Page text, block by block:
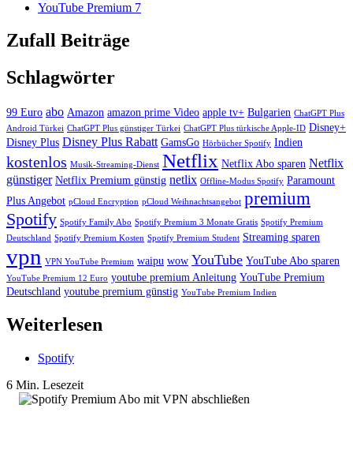
YouTube Premium 7
Zufall Beiträge
Schlagwörter
99 Euro abo Amazon amazon prime Video apple tv+ Bulgarien ChatGPT Plus
Android Türkei ChatGPT Plus günstiger Türkei ChatGPT Plus türkische Apple-ID Disney+
Disney Plus Disney Plus Rabatt GamsGo Hörbücher Spotify Indien
kostenlos Musik-Streaming-Dienst Netflix Netflix Abo sparen Netflix
günstiger Netflix Premium günstig netlix Offline-Modus Spotify Paramount
Plus Angebot pCloud Encryption pCloud Weihnachtsangebot premium
Spotify Spotify Family Abo Spotify Premium 3 Monate Gratis Spotify Premium
Deutschland Spotify Premium Kosten Spotify Premium Student Streaming sparen
vpn VPN YouTube Premium waipu wow YouTube YouTube Abo sparen
YouTube Premium 12 Euro youtube premium Anleitung YouTube Premium
Deutschland youtube premium günstig YouTube Premium Indien
Weiterlesen
Spotify
6 Min. Lesezeit